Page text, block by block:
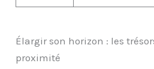
Élargir son horizon : les
proximité